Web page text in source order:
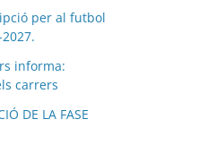
per al futbol
informa:
carrers
DE LA FASE